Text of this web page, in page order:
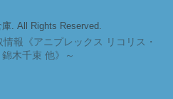
. All Rights Reserved.
情報《アニプレックス リコリス・
木千束 他》～